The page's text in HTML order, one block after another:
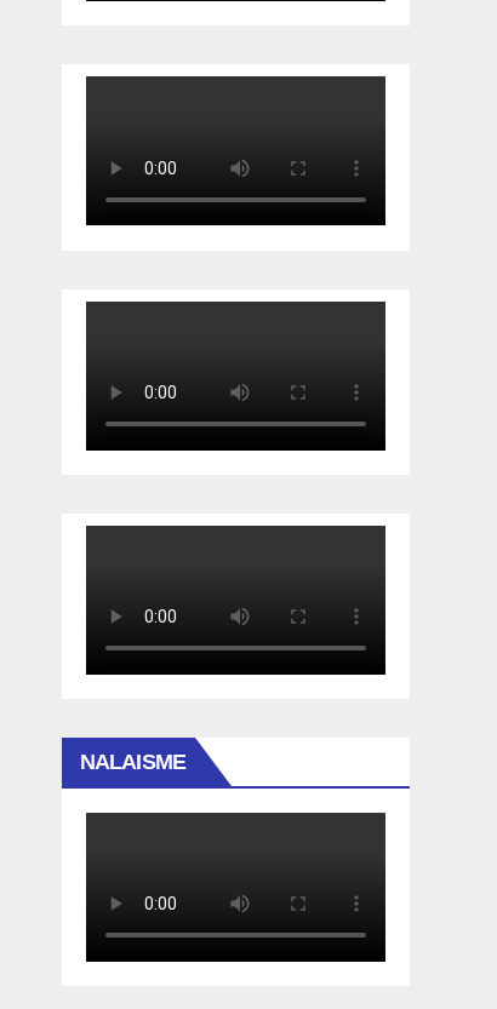
NALAISME